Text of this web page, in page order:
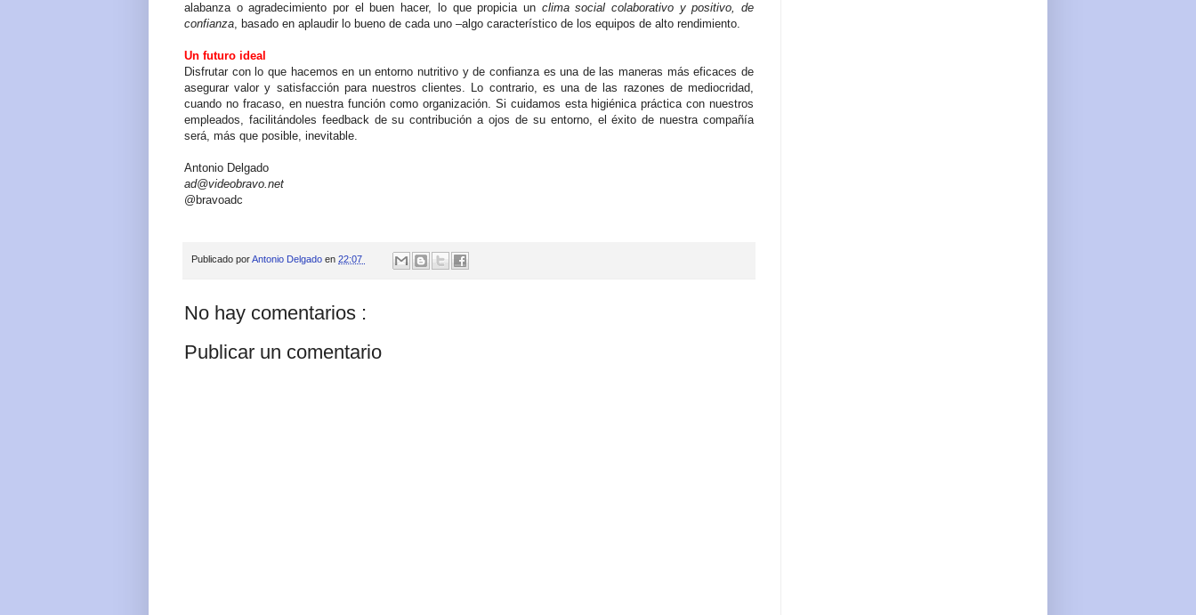
alabanza o agradecimiento por el buen hacer, lo que propicia un clima social colaborativo y positivo, de
confianza, basado en aplaudir lo bueno de cada uno –algo característico de los equipos de alto rendimiento.
Un futuro ideal
Disfrutar con lo que hacemos en un entorno nutritivo y de confianza es una de las maneras más eficaces de
asegurar valor y satisfacción para nuestros clientes. Lo contrario, es una de las razones de mediocridad,
cuando no fracaso, en nuestra función como organización. Si cuidamos esta higiénica práctica con nuestros
empleados, facilitándoles feedback de su contribución a ojos de su entorno, el éxito de nuestra compañía
será, más que posible, inevitable.
Antonio Delgado
ad@videobravo.net
@bravoadc
Publicado porAntonio Delgado en 22:07
No hay comentarios :
Publicar un comentario